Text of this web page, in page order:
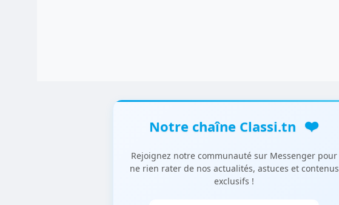
Notre chaîne Classi.tn ❤️
Rejoignez notre communauté sur Messenger pour
ne rien rater de nos actualités, astuces et contenus
exclusifs !